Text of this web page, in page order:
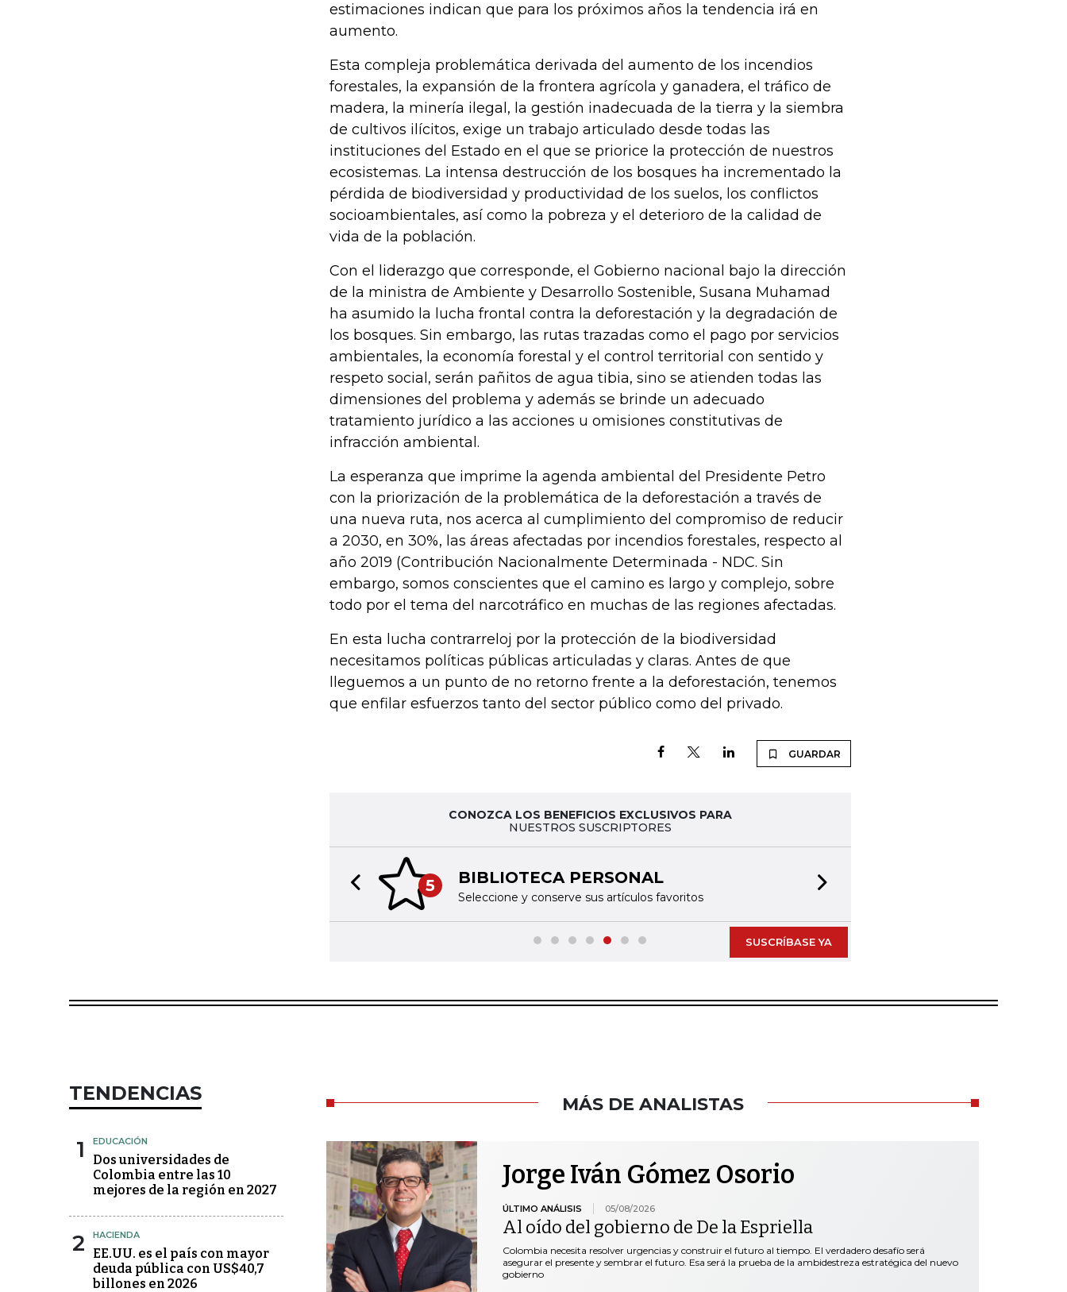
estimaciones indican que para los próximos años la tendencia irá en
aumento.
Esta compleja problemática derivada del aumento de los incendios
forestales, la expansión de la frontera agrícola y ganadera, el tráfico de
madera, la minería ilegal, la gestión inadecuada de la tierra y la siembra
de cultivos ilícitos, exige un trabajo articulado desde todas las
instituciones del Estado en el que se priorice la protección de nuestros
ecosistemas. La intensa destrucción de los bosques ha incrementado la
pérdida de biodiversidad y productividad de los suelos, los conflictos
socioambientales, así como la pobreza y el deterioro de la calidad de
vida de la población.
Con el liderazgo que corresponde, el Gobierno nacional bajo la dirección
de la ministra de Ambiente y Desarrollo Sostenible, Susana Muhamad
ha asumido la lucha frontal contra la deforestación y la degradación de
los bosques. Sin embargo, las rutas trazadas como el pago por servicios
ambientales, la economía forestal y el control territorial con sentido y
respeto social, serán pañitos de agua tibia, sino se atienden todas las
dimensiones del problema y además se brinde un adecuado
tratamiento jurídico a las acciones u omisiones constitutivas de
infracción ambiental.
La esperanza que imprime la agenda ambiental del Presidente Petro
con la priorización de la problemática de la deforestación a través de
una nueva ruta, nos acerca al cumplimiento del compromiso de reducir
a 2030, en 30%, las áreas afectadas por incendios forestales, respecto al
año 2019 (Contribución Nacionalmente Determinada - NDC. Sin
embargo, somos conscientes que el camino es largo y complejo, sobre
todo por el tema del narcotráfico en muchas de las regiones afectadas.
En esta lucha contrarreloj por la protección de la biodiversidad
necesitamos políticas públicas articuladas y claras. Antes de que
lleguemos a un punto de no retorno frente a la deforestación, tenemos
que enfilar esfuerzos tanto del sector público como del privado.
GUARDAR
CONOZCA LOS BENEFICIOS EXCLUSIVOS PARA
NUESTROS SUSCRIPTORES
5 BIBLIOTECA PERSONAL
Seleccione y conserve sus artículos favoritos
Previous slide
SUSCRÍBASE YA
TENDENCIAS
1 EDUCACIÓN
Dos universidades de
Colombia entre las 10
mejores de la región en 2027
2 HACIENDA
EE.UU. es el país con mayor
deuda pública con US$40,7
billones en 2026
MÁS DE ANALISTAS
Jorge Iván Gómez Osorio
ÚLTIMO ANÁLISIS 05/08/2026
Al oído del gobierno de De la Espriella
Colombia necesita resolver urgencias y construir el futuro al tiempo. El verdadero desafío será
asegurar el presente y sembrar el futuro. Esa será la prueba de la ambidestreza estratégica del nuevo
gobierno